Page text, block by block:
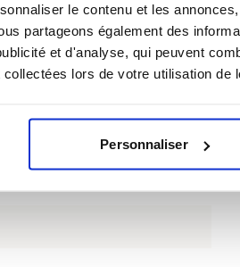
le contenu et les
partageons également des
et d'analyse, qui peuvent
lors de votre utilisation de
Personnaliser
kJ